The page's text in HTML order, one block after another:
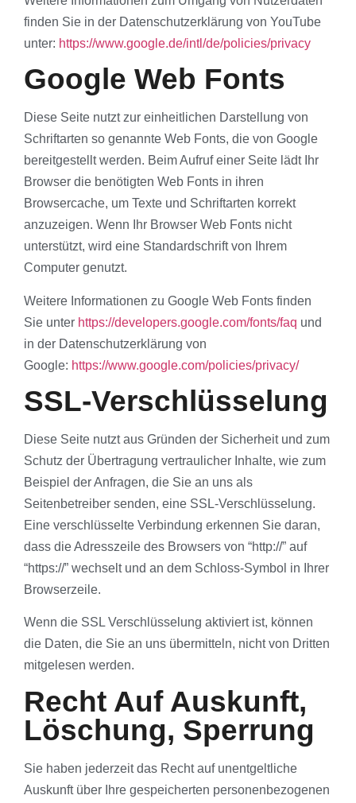
finden Sie in der Datenschutzerklärung von YouTube
unter: https://www.google.de/intl/de/policies/privacy
Google Web Fonts
Diese Seite nutzt zur einheitlichen Darstellung von
Schriftarten so genannte Web Fonts, die von Google
bereitgestellt werden. Beim Aufruf einer Seite lädt Ihr
Browser die benötigten Web Fonts in ihren
Browsercache, um Texte und Schriftarten korrekt
anzuzeigen. Wenn Ihr Browser Web Fonts nicht
unterstützt, wird eine Standardschrift von Ihrem
Computer genutzt.
Weitere Informationen zu Google Web Fonts finden
Sie unter https://developers.google.com/fonts/faq und
in der Datenschutzerklärung von
Google: https://www.google.com/policies/privacy/
SSL-Verschlüsselung
Diese Seite nutzt aus Gründen der Sicherheit und zum
Schutz der Übertragung vertraulicher Inhalte, wie zum
Beispiel der Anfragen, die Sie an uns als
Seitenbetreiber senden, eine SSL-Verschlüsselung.
Eine verschlüsselte Verbindung erkennen Sie daran,
dass die Adresszeile des Browsers von “http://” auf
“https://” wechselt und an dem Schloss-Symbol in Ihrer
Browserzeile.
Wenn die SSL Verschlüsselung aktiviert ist, können
die Daten, die Sie an uns übermitteln, nicht von Dritten
mitgelesen werden.
Recht Auf Auskunft,
Löschung, Sperrung
Sie haben jederzeit das Recht auf unentgeltliche
Auskunft über Ihre gespeicherten personenbezogenen